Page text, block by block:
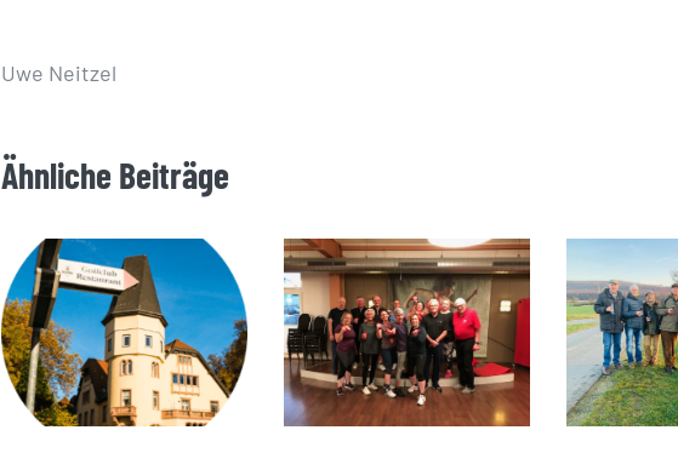
Uwe Neitzel
Ähnliche Beiträge